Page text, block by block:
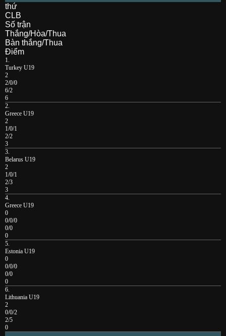
thứ
CLB
Số trận
Thắng/Hòa/Thua
Bàn thắng/Thua
Điểm
1.
Turkey U19
2
2/0/0
6/2
6
2.
Greece U19
2
1/0/1
2/2
3
3.
Belarus U19
2
1/0/1
2/3
3
4.
Greece U19
0
0/0/0
0/0
0
5.
Estonia U19
0
0/0/0
0/0
0
6.
Lithuania U19
2
0/0/2
2/5
0